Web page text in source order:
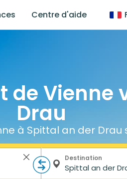
Centre d'aide
de Vienne
Drau
à Spittal an der Drau
Destination